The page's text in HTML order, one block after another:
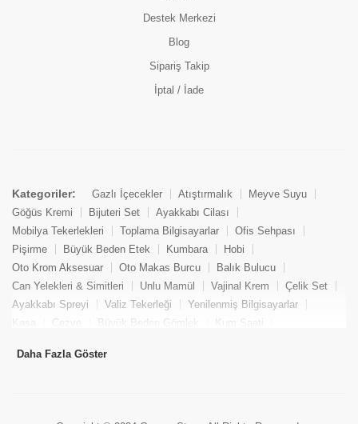
Destek Merkezi
Blog
Sipariş Takip
İptal / İade
Kategoriler: Gazlı İçecekler Atıştırmalık
Meyve Suyu
Göğüs Kremi
Bijuteri Set
Ayakkabı Cilası
Mobilya Tekerlekleri
Toplama Bilgisayarlar
Ofis Sehpası
Pişirme
Büyük Beden Etek Kumbara
Hobi
Oto Krom Aksesuar
Oto Makas Burcu
Balık Bulucu
Can Yelekleri & Simitleri
Unlu Mamül Vajinal Krem
Çelik Set
Ayakkabı Spreyi
Valiz Tekerleği
Yenilenmiş Bilgisayarlar
Kasa
Cezve Büyük Beden Gömlek
Kum Saati
Tekne Bağlama & Demirleme
Daha Fazla Göster